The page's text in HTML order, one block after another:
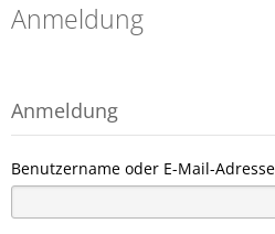
Anmeldung
Anmeldung
Benutzername oder E-Mail-Adresse